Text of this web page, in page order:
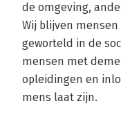
de omgeving,
Wij blijven
geworteld in de
mensen met
opleidingen en
mens laat zijn.